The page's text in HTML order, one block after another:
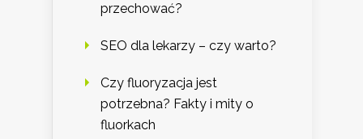
przechować?
SEO dla lekarzy – czy warto?
Czy fluoryzacja jest
potrzebna? Fakty i mity o
fluorkach